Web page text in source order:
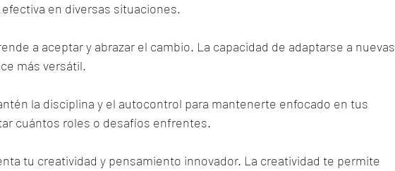
en diversas situaciones.
a aceptar y abrazar el cambio. La capacidad de adaptarse a nuevas
más versátil.
la disciplina y el autocontrol para mantenerte enfocado en tus
cuántos roles o desafíos enfrentes.
tu creatividad y pensamiento innovador. La creatividad te permite